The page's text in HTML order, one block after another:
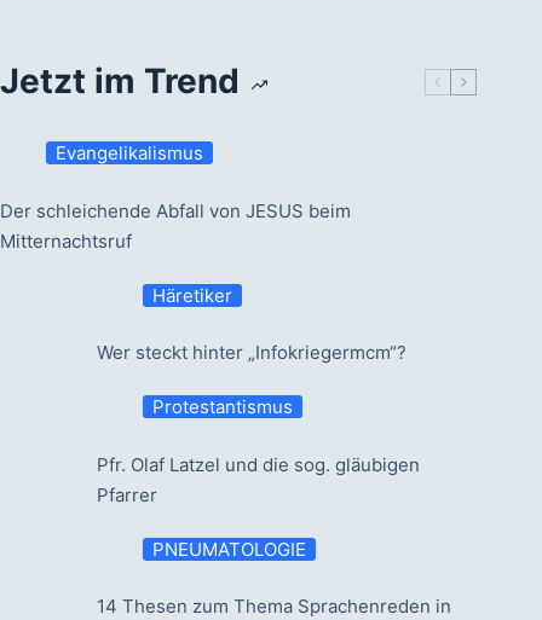
Jetzt im Trend
Evangelikalismus
Der schleichende Abfall von JESUS beim
Mitternachtsruf
Häretiker
Wer steckt hinter „Infokriegermcm“?
Protestantismus
Pfr. Olaf Latzel und die sog. gläubigen
Pfarrer
PNEUMATOLOGIE
14 Thesen zum Thema Sprachenreden in